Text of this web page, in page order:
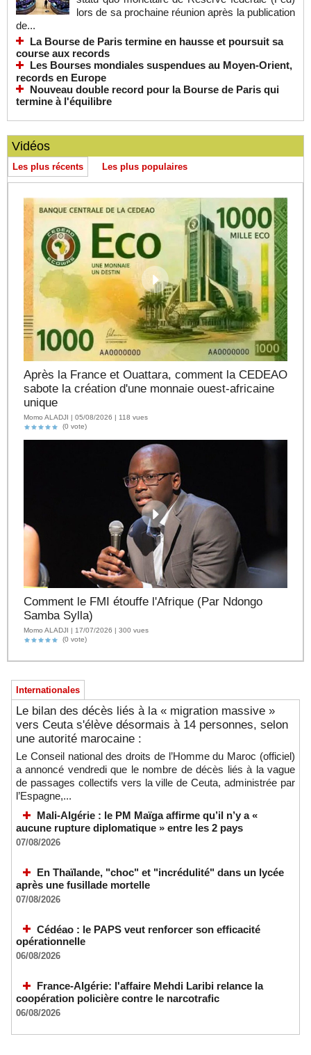
lors de sa prochaine réunion après la publication
de...
La Bourse de Paris termine en hausse et poursuit sa
course aux records
Les Bourses mondiales suspendues au Moyen-Orient,
records en Europe
Nouveau double record pour la Bourse de Paris qui
termine à l'équilibre
Vidéos
Les plus récents Les plus populaires
Après la France et Ouattara, comment la CEDEAO
sabote la création d'une monnaie ouest-africaine
unique
Momo ALADJI | 05/08/2026 | 118 vues
(0 vote)
Comment le FMI étouffe l'Afrique (Par Ndongo
Samba Sylla)
Momo ALADJI | 17/07/2026 | 300 vues
(0 vote)
Internationales
Le bilan des décès liés à la « migration massive »
vers Ceuta s'élève désormais à 14 personnes, selon
une autorité marocaine :
Le Conseil national des droits de l’Homme du Maroc (officiel)
a annoncé vendredi que le nombre de décès liés à la vague
de passages collectifs vers la ville de Ceuta, administrée par
l’Espagne,...
Mali-Algérie : le PM Maïga affirme qu’il n’y a «
aucune rupture diplomatique » entre les 2 pays
07/08/2026
En Thaïlande, "choc" et "incrédulité" dans un lycée
après une fusillade mortelle
07/08/2026
Cédéao : le PAPS veut renforcer son efficacité
opérationnelle
06/08/2026
France-Algérie: l'affaire Mehdi Laribi relance la
coopération policière contre le narcotrafic
06/08/2026